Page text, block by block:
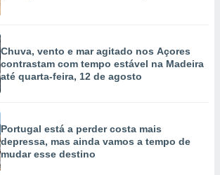
Chuva, vento e mar agitado nos Açores
contrastam com tempo estável na Madeira
até quarta-feira, 12 de agosto
Portugal está a perder costa mais
depressa, mas ainda vamos a tempo de
mudar esse destino